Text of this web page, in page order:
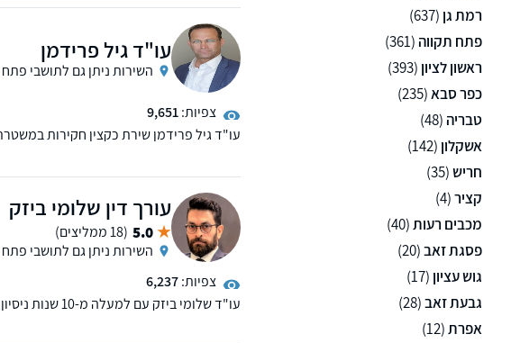
רמת גן (637)
פתח תקווה (361)
ראשון לציון (393)
כפר סבא(235)
טבריה (48)
אשקלון (142)
חריש(35)
קציר(4)
מכבים רעות(40)
פסגת זאב(20)
גוש עציון (17)
גבעת זאב(28)
אפרת(12)
עו"ד גיל פרידמן
השירות ניתן גם לתושבי
צפיות:9,651
עו"ד גיל פרידמן שירת כקצין חקירות
עורך דין שלומי ביזק
5.0 (18 ממליצים)
השירות ניתן גם לתושבי
צפיות:6,237